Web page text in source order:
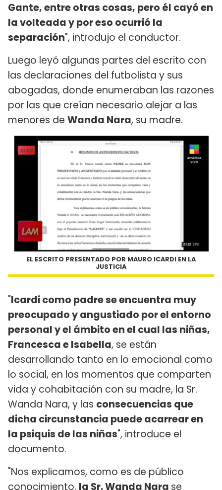
Gante, entre otras cosas, pero él cayó en
la volteada y por eso ocurrió la
separación", introdujo el conductor.
Luego leyó algunas partes del escrito con
las declaraciones del futbolista y sus
abogadas, donde enumeraban las razones
por las que creían necesario alejar a las
menores de Wanda Nara, su madre.
EL ESCRITO PRESENTADO POR MAURO ICARDI EN LA
JUSTICIA
"Icardi como padre se encuentra muy
preocupado y angustiado por el entorno
personal y el ámbito en el cual las niñas,
Francesca e Isabella, se están
desarrollando tanto en lo emocional como
lo social, en los momentos que comparten
vida y cohabitación con su madre, la Sr.
Wanda Nara, y las consecuencias que
dicha circunstancia puede acarrear en
la psiquis de las niñas", introduce el
documento.
"Nos explicamos, como es de público
conocimiento, la Sr. Wanda Nara se